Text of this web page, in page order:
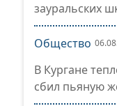
зауральских
Общество
В Кургане
сбил пьяную